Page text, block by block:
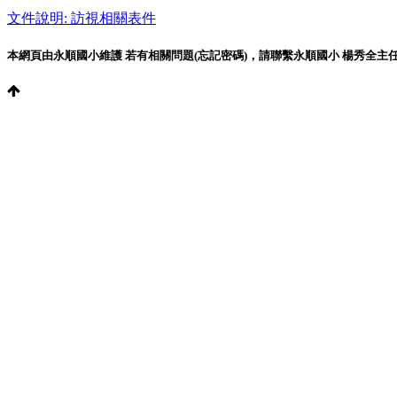
文件說明: 訪視相關表件
本網頁由永順國小維護 若有相關問題(忘記密碼)，請聯繫永順國小 楊秀全主